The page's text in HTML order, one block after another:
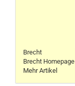
Brecht
Brecht Homepage
Mehr Artikel